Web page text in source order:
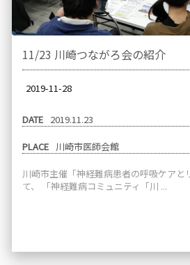
11/23 川崎つながろ会の紹介
2019-11-28
DATE 2019.11.23
PLACE 川崎市医師会館
川崎市主催「神経難病患者の呼吸ケアと
て、 「神経難病コミュニティ「川 ...